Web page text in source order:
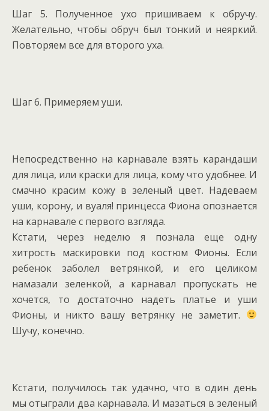
Шаг 5. Полученное ухо пришиваем к обручу.
Желательно, чтобы обруч был тонкий и неяркий.
Повторяем все для второго уха.
Шаг 6. Примеряем уши.
Непосредственно на карнавале взять карандаши
для лица, или краски для лица, кому что удобнее. И
смачно красим кожу в зеленый цвет. Надеваем
уши, корону, и вуаля! принцесса Фиона опознается
на карнавале с первого взгляда.
Кстати, через неделю я познала еще одну
хитрость маскировки под костюм Фионы. Если
ребенок заболел ветрянкой, и его целиком
намазали зеленкой, а карнавал пропускать не
хочется, то достаточно надеть платье и уши
Фионы, и никто вашу ветрянку не заметит.
Шучу, конечно.
Кстати, получилось так удачно, что в один день
мы отыграли два карнавала. И мазаться в зеленый